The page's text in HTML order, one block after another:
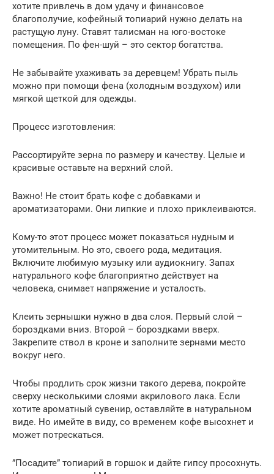
хотите привлечь в дом удачу и финансовое
благополучие, кофейный топиарий нужно делать на
растущую луну. Ставят талисман на юго-востоке
помещения. По фен-шуй – это сектор богатства.
Не забывайте ухаживать за деревцем! Убрать пыль
можно при помощи фена (холодным воздухом) или
мягкой щеткой для одежды.
Процесс изготовления:
Рассортируйте зерна по размеру и качеству. Целые и
красивые оставьте на верхний слой.
Важно! Не стоит брать кофе с добавками и
ароматизаторами. Они липкие и плохо приклеиваются.
Кому-то этот процесс может показаться нудным и
утомительным. Но это, своего рода, медитация.
Включите любимую музыку или аудиокнигу. Запах
натурального кофе благоприятно действует на
человека, снимает напряжение и усталость.
Клеить зернышки нужно в два слоя. Первый слой –
бороздками вниз. Второй – бороздками вверх.
Закрепите ствол в кроне и заполните зернами место
вокруг него.
Чтобы продлить срок жизни такого дерева, покройте
сверху несколькими слоями акрилового лака. Если
хотите ароматный сувенир, оставляйте в натуральном
виде. Но имейте в виду, со временем кофе высохнет и
может потрескаться.
”Посадите” топиарий в горшок и дайте гипсу просохнуть.